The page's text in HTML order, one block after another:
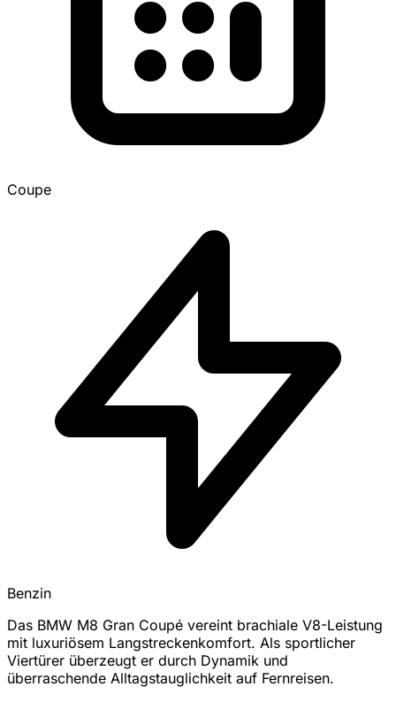
Coupe
Benzin
Das BMW M8 Gran Coupé vereint brachiale V8-Leistung
mit luxuriösem Langstreckenkomfort. Als sportlicher
Viertürer überzeugt er durch Dynamik und
überraschende Alltagstauglichkeit auf Fernreisen.